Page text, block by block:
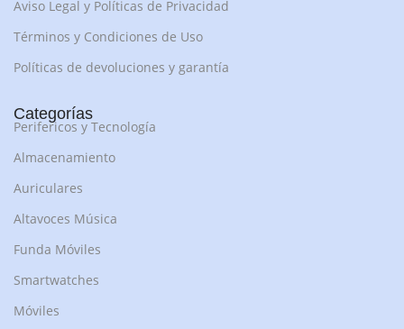
Aviso Legal y Políticas de Privacidad
Términos y Condiciones de Uso
Políticas de devoluciones y garantía
Categorías
Perifericos y Tecnología
Almacenamiento
Auriculares
Altavoces Música
Funda Móviles
Smartwatches
Móviles